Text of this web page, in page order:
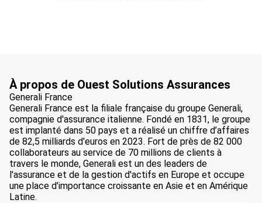
À propos de Ouest Solutions Assurances
Generali France
Generali France est la filiale française du groupe Generali,
compagnie d'assurance italienne. Fondé en 1831, le groupe
est implanté dans 50 pays et a réalisé un chiffre d’affaires
de 82,5 milliards d'euros en 2023. Fort de près de 82 000
collaborateurs au service de 70 millions de clients à
travers le monde, Generali est un des leaders de
l'assurance et de la gestion d'actifs en Europe et occupe
une place d’importance croissante en Asie et en Amérique
Latine.